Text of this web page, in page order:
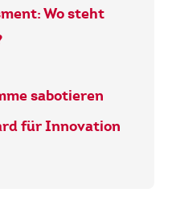
Wo steht
sabotieren
für Innovation